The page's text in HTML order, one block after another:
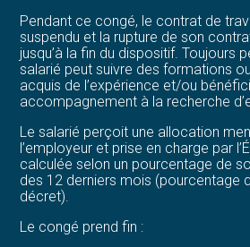
Pendant ce congé, le contrat de
suspendu et la rupture de son
jusqu’à la fin du dispositif. Toujours
salarié peut suivre des formations
acquis de l’expérience et/ou
accompagnement à la recherche
Le salarié perçoit une allocation
l’employeur et prise en charge par
calculée selon un pourcentage de
des 12 derniers mois (pourcentage
décret).
Le congé prend fin :